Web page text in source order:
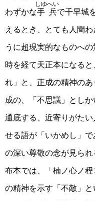
わずかな手兵
しゆへい
で千早城
えるとき、とても人間
うに超現実的なものへ
時を経て天正本になる
れ」と、正成の精神の
成の、「不思議」とし
通底する、近寄りがた
せる語が「いかめし」
の深い尊敬の念が見ら
布本では、「楠ノ心ノ
の精神を示す「不敵」